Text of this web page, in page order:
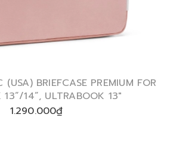
BRIEFCASE PREMIUM FOR
14”, ULTRABOOK 13″
1.290.000₫